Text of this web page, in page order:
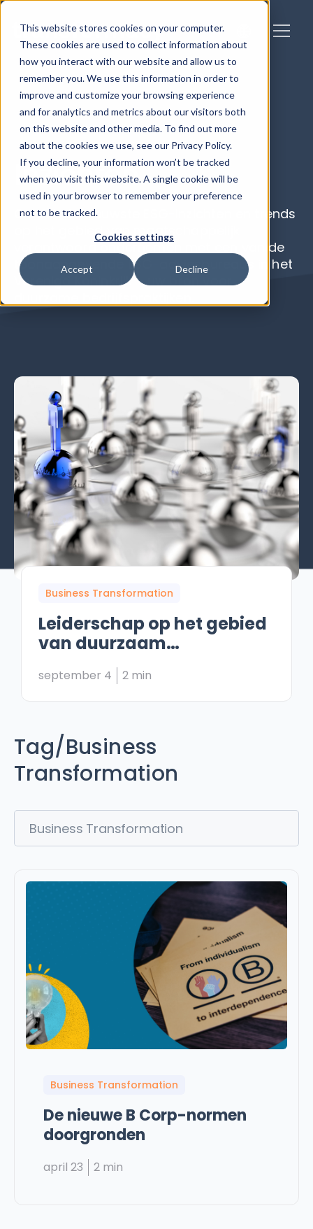
This website stores cookies on your computer.
These cookies are used to collect information about
how you interact with our website and allow us to
remember you. We use this information in order to
improve and customize your browsing experience
and for analytics and metrics about our visitors both
on this website and other media. To find out more
about the cookies we use, see our Privacy Policy.
If you decline, your information won’t be tracked
when you visit this website. A single cookie will be
used in your browser to remember your preference
not to be tracked.
Cookies settings
Accept Decline
Inzichten.
Ontdek de nieuwste ESG-inzichten en trends
op het gebied van maatschappelijk
verantwoord ondernemen met een van de
toonaangevende ESG-adviesbureaus in het
Verenigd Koninkrijk – uw bron voor
Business Transformation
Leiderschap op het gebied
van duurzaam
ondernemen
september 4 2 min
Tag/business
Transformation
Business Transformation
De nieuwe B Corp-normen
doorgronden
april 23 2 min